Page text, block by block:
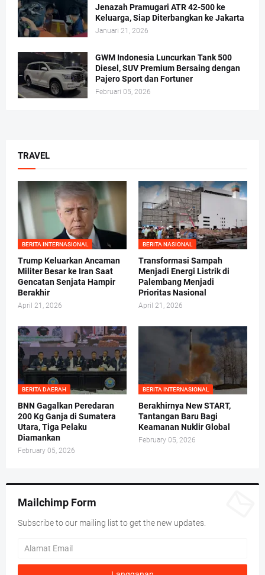
Jenazah Pramugari ATR 42-500 ke
Keluarga, Siap Diterbangkan ke Jakarta
Januari 21, 2026
GWM Indonesia Luncurkan Tank 500
Diesel, SUV Premium Bersaing dengan
Pajero Sport dan Fortuner
Februari 05, 2026
TRAVEL
BERITA INTERNASIONAL
Trump Keluarkan Ancaman
Militer Besar ke Iran Saat
Gencatan Senjata Hampir
Berakhir
April 21, 2026
BERITA NASIONAL
Transformasi Sampah
Menjadi Energi Listrik di
Palembang Menjadi
Prioritas Nasional
April 21, 2026
BERITA DAERAH
BNN Gagalkan Peredaran
200 Kg Ganja di Sumatera
Utara, Tiga Pelaku
Diamankan
February 05, 2026
BERITA INTERNASIONAL
Berakhirnya New START,
Tantangan Baru Bagi
Keamanan Nuklir Global
February 05, 2026
Mailchimp Form
Subscribe to our mailing list to get the new updates.